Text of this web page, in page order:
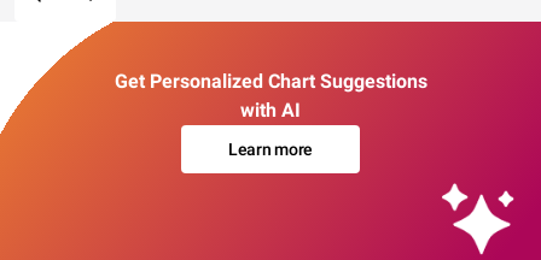
Get Personalized Chart Suggestions
with AI
Learn more